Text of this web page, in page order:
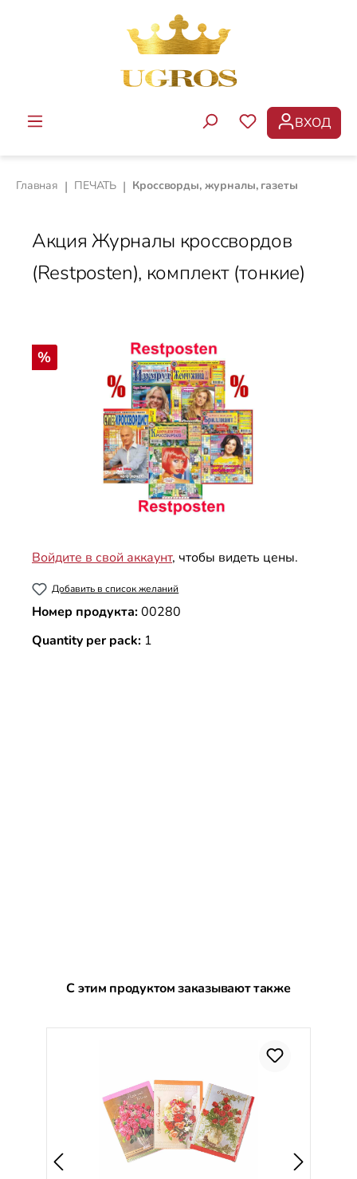
Перейти к основному содержанию
У ВАС ЕСТЬ
ВХОД
Главная | ПЕЧАТЬ | Кроссворды, журналы, газеты
Акция Журналы кроссвордов
(Restposten), комплект (тонкие)
Скидка
%
Войдите в свой аккаунт, чтобы видеть цены.
Добавить в список желаний
Номер продукта:00280
Quantity per pack: 1
Пропустить галерею продуктов
С этим продуктом заказывают также